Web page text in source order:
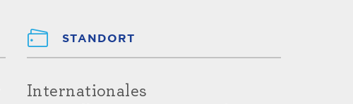
STANDORT
Internationales